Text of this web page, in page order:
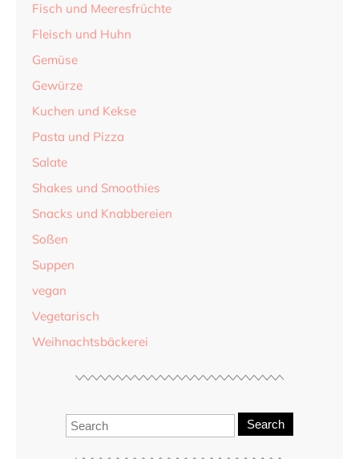
Fisch und Meeresfrüchte
Fleisch und Huhn
Gemüse
Gewürze
Kuchen und Kekse
Pasta und Pizza
Salate
Shakes und Smoothies
Snacks und Knabbereien
Soßen
Suppen
vegan
Vegetarisch
Weihnachtsbäckerei
Search